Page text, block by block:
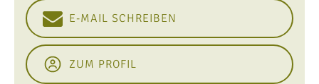
E-MAIL SCHREIBEN
ZUM PROFIL